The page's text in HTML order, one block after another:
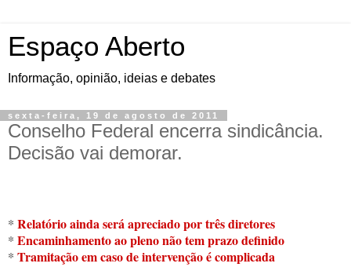
Espaço Aberto
Informação, opinião, ideias e debates
sexta-feira, 19 de agosto de 2011
Conselho Federal encerra sindicância.
Decisão vai demorar.
* Relatório ainda será apreciado por três diretores
* Encaminhamento ao pleno não tem prazo definido
* Tramitação em caso de intervenção é complicada